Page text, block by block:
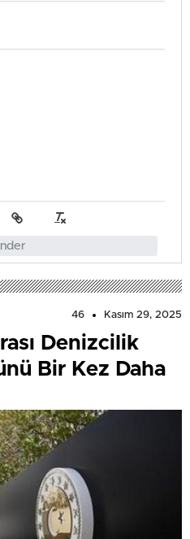
46 Kasım 29, 2025
Denizcilik
Bir Kez Daha